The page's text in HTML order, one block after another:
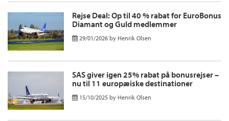
Rejse Deal: Op til 40 % rabat for EuroBonus
Diamant og Guld medlemmer
29/01/2026 by Henrik Olsen
SAS giver igen 25% rabat på bonusrejser –
nu til 11 europæiske destinationer
15/10/2025 by Henrik Olsen